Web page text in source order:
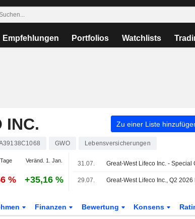
Empfehlungen Portfolios Watchlists
INC. Zu einer Liste
GWO Lebensversicherungen
Veränd. 1. Jan.
% +35,16 %
31.07. Great-West Lifeco Inc. - Special
29.07.
Finanzen Bewertung Konsens